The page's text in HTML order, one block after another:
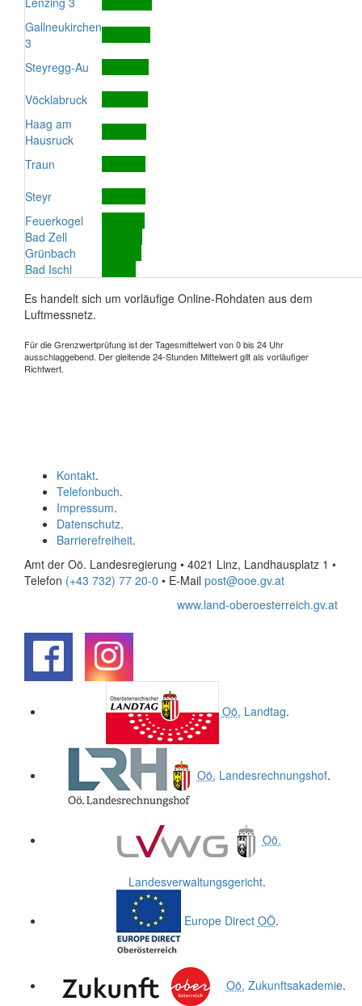
Gallneukirchen
3
Steyregg-Au
Vöcklabruck
Haag am
Hausruck
Traun
Steyr
Feuerkogel
Bad Zell
Grünbach
Bad Ischl
Es handelt sich um vorläufige Online-Rohdaten aus dem
Luftmessnetz.
Für die Grenzwertprüfung ist der Tagesmittelwert von 0 bis 24 Uhr
ausschlaggebend. Der gleitende 24-Stunden Mittelwert gilt als vorläufiger
Richtwert.
Kontakt.
Telefonbuch.
Impressum.
Datenschutz.
Barrierefreiheit.
Amt der Oö. Landesregierung • 4021 Linz, Landhausplatz 1 •
Telefon (+43 732) 77 20-0 • E-Mail post@ooe.gv.at
www.land-oberoesterreich.gv.at
Oö. Landtag.
Oö. Landesrechnungshof.
Oö.
Landesverwaltungsgericht.
Europe Direct OÖ.
Oö. Zukunftsakademie.